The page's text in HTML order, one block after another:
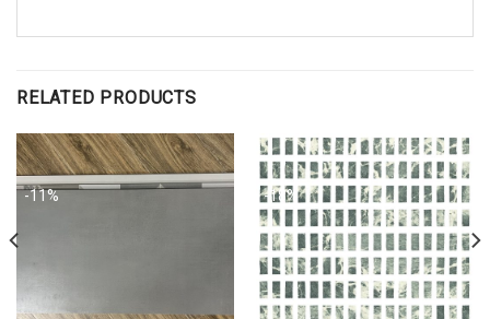
RELATED PRODUCTS
-11% -18%